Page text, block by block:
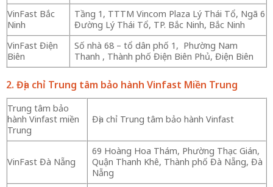
VinFast Bắc
Ninh
Tầng 1, TTTM Vincom Plaza Lý Thái Tổ, Ngã 6
Đường Lý Thái Tổ, TP. Bắc Ninh, Bắc Ninh
VinFast Điện
Biên
Số nhà 68 – tổ dân phố 1, Phường Nam
Thanh , Thành phố Điện Biên Phủ, Điện Biên
2. Địa chỉ Trung tâm bảo hành Vinfast Miền Trung
Trung tâm bảo
hành Vinfast miền
Trung
Địa chỉ Trung tâm bảo hành Vinfast
VinFast Đà Nẵng
69 Hoàng Hoa Thám, Phường Thạc Gián,
Quận Thanh Khê, Thành phố Đà Nẵng, Đà
Nẵng